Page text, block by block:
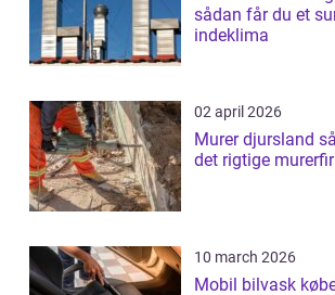
sådan får du et
indeklima
02 april 2026
Murer djursland sådan vælger du
det rigtige
10 march 2026
Mobil bilvask